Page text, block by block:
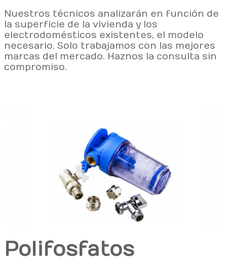
Nuestros técnicos analizarán en función de
la superficie de la vivienda y los
electrodomésticos existentes, el modelo
necesario. Solo trabajamos con las mejores
marcas del mercado. Haznos la consulta sin
compromiso.
Polifosfatos